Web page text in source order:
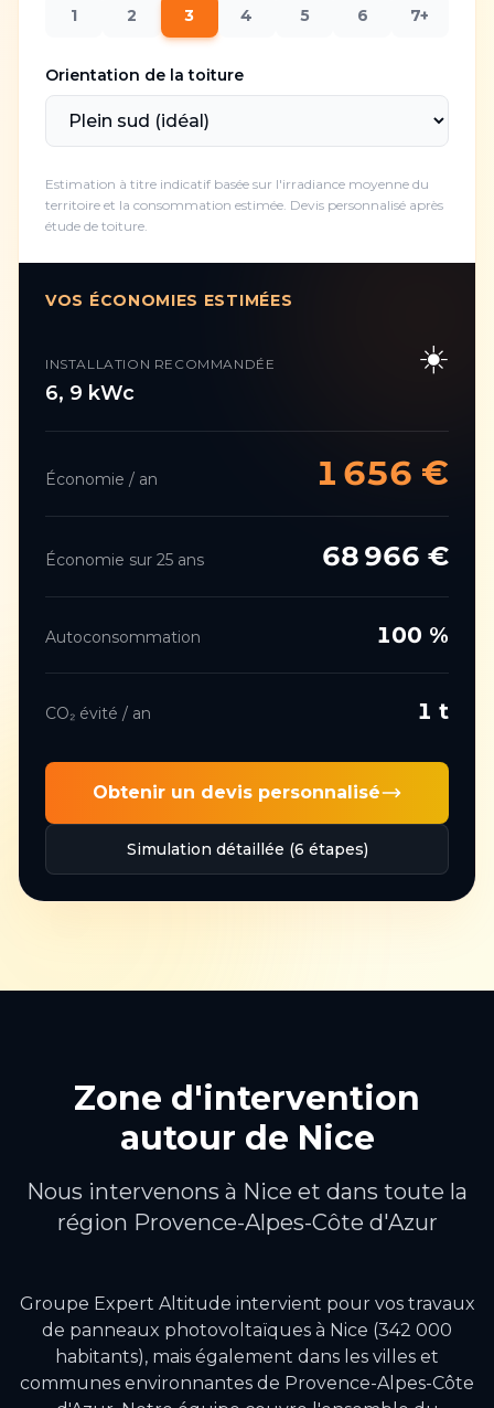
1 2 3 4 5 6 7+
Orientation de la toiture
Estimation à titre indicatif basée sur l'irradiance moyenne du
territoire et la consommation estimée. Devis personnalisé après
étude de toiture.
VOS ÉCONOMIES ESTIMÉES
INSTALLATION RECOMMANDÉE
6, 9 kWc
☀️
Économie / an 1 656 €
Économie sur 25 ans 68 966 €
Autoconsommation 100 %
CO₂ évité / an 1 t
Obtenir un devis personnalisé
Simulation détaillée (6 étapes)
Zone d'intervention
autour de Nice
Nous intervenons à Nice et dans toute la
région Provence-Alpes-Côte d'Azur
Groupe Expert Altitude intervient pour vos travaux
de panneaux photovoltaïques à Nice (342 000
habitants), mais également dans les villes et
communes environnantes de Provence-Alpes-Côte